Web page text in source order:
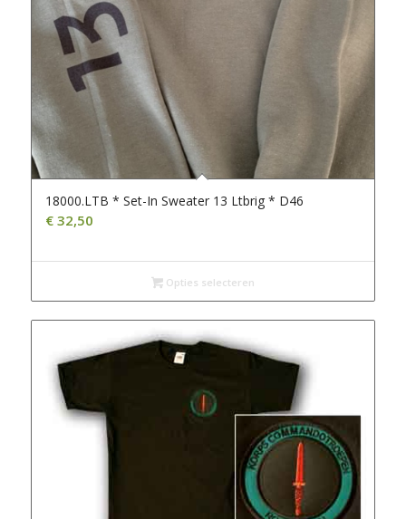
18000.LTB * Set-In Sweater 13 Ltbrig * D46
€32,50
Opties selecteren